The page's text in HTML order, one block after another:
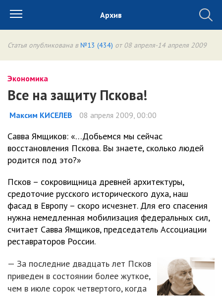
Архив
Статья опубликована в №13 (434) от 08 апреля-14 апреля 2009
Экономика
Все на защиту Пскова!
Максим КИСЕЛЕВ 08 апреля 2009, 00:00
Савва Ямщиков: «…Добьемся мы сейчас
восстановления Пскова. Вы знаете, сколько людей
родится под это?»
Псков – сокровищница древней архитектуры,
средоточие русского исторического духа, наш
фасад в Европу – скоро исчезнет. Для его спасения
нужна немедленная мобилизация федеральных сил,
считает Савва Ямщиков, председатель Ассоциации
реставраторов России.
— За последние двадцать лет Псков
приведен в состоянии более жуткое,
чем в июле сорок четвертого, когда